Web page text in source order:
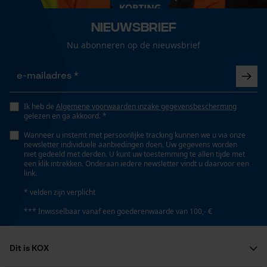
Grootte & afmetingen
High-cut
Schachtlengte
Technische specificaties
Nee
Nieuwsbrief
Nu abonneren op de nieuwsbrief
Ik heb de Algemene voorwaarden inzake gegevensbescherming
gelezen en ga akkoord. *
Wanneer u instemt met persoonlijke tracking kunnen we u via onze
newsletter individuele aanbiedingen doen. Uw gegevens worden
niet gedeeld met derden. U kunt uw toestemming te allen tijde met
een klik intrekken. Onderaan iedere newsletter vindt u daarvoor een
link.
* velden zijn verplicht
*** Inwisselbaar vanaf een goederenwaarde van 100,- €
Dit is KOX
Loop54 Personalization
Gepersonaliseerde homepage
Opgeslagen winkelwagen
YouTube-video's